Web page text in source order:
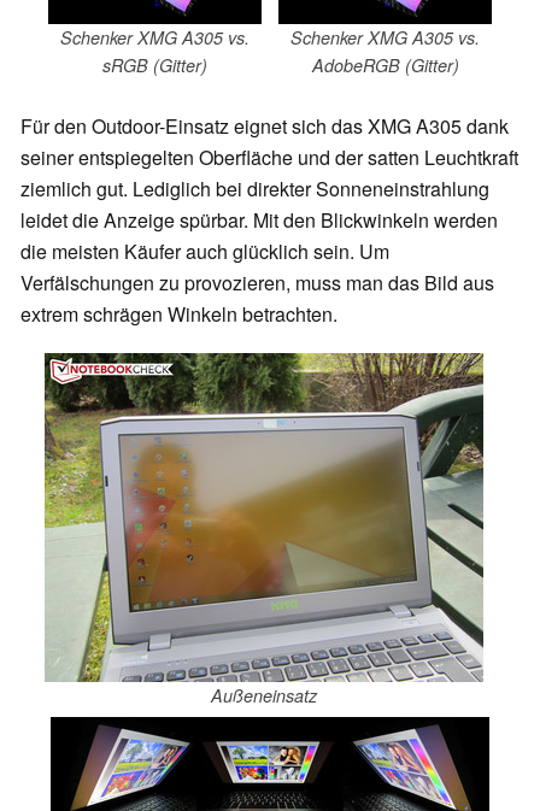
Schenker XMG A305 vs.
sRGB (Gitter)
Schenker XMG A305 vs.
AdobeRGB (Gitter)
Für den Outdoor-Einsatz eignet sich das XMG A305 dank
seiner entspiegelten Oberfläche und der satten Leuchtkraft
ziemlich gut. Lediglich bei direkter Sonneneinstrahlung
leidet die Anzeige spürbar. Mit den Blickwinkeln werden
die meisten Käufer auch glücklich sein. Um
Verfälschungen zu provozieren, muss man das Bild aus
extrem schrägen Winkeln betrachten.
Außeneinsatz